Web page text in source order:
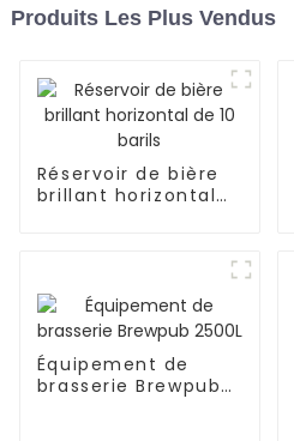
Produits Les Plus Vendus
Réservoir de bière
brillant horizontal
Équipement de
brasserie Brewpub